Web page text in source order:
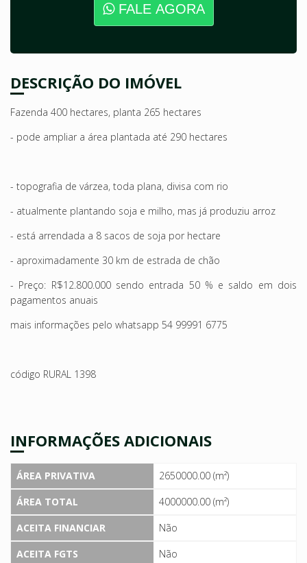
FALE AGORA
DESCRIÇÃO DO IMÓVEL
Fazenda 400 hectares, planta 265 hectares
- pode ampliar a área plantada até 290 hectares
- topografia de várzea, toda plana, divisa com rio
- atualmente plantando soja e milho, mas já produziu arroz
- está arrendada a 8 sacos de soja por hectare
- aproximadamente 30 km de estrada de chão
- Preço: R$12.800.000 sendo entrada 50 % e saldo em dois
pagamentos anuais
mais informações pelo whatsapp 54 99991 6775
código RURAL 1398
INFORMAÇÕES ADICIONAIS
ÁREA PRIVATIVA
2650000.00 (m²)
ÁREA TOTAL
4000000.00 (m²)
ACEITA FINANCIAR
Não
ACEITA FGTS
Não